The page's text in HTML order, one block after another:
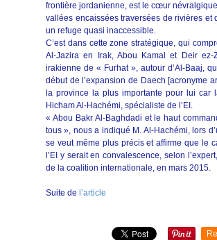
frontière jordanienne, est le cœur
vallées encaissées traversées de rivières
un refuge quasi inaccessible.
C’est dans cette zone stratégique, qui
Al-Jazira en Irak, Abou Kamal et Deir
irakienne de « Furhat », autour d’Al-Baaj,
début de l’expansion de Daech [acronyme
la province la plus importante pour lui car
Hicham Al-Hachémi, spécialiste de l’EI.
« Abou Bakr Al-Baghdadi et le haut
tous », nous a indiqué M. Al-Hachémi, lors
se veut même plus précis et affirme que le
l’EI y serait en convalescence, selon
de la coalition internationale, en mars 2015.
Suite de l’article